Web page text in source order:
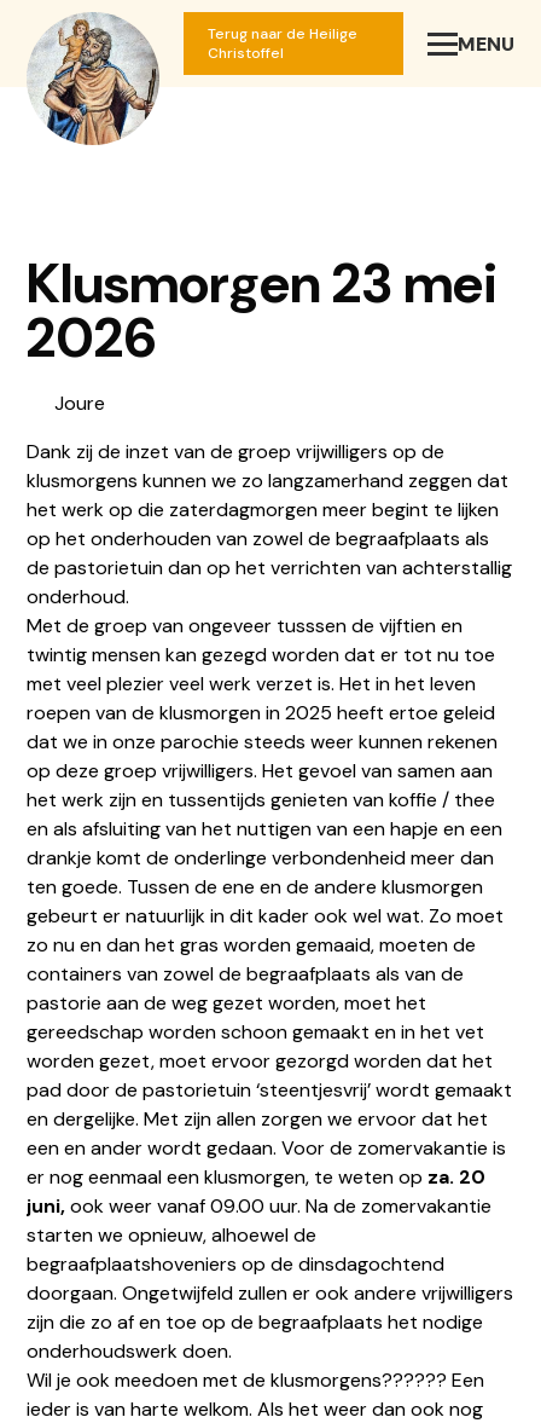
Terug naar de Heilige
Christoffel
MENU
SLUIT
locatiejoure@dechristoffel.nl
Klusmorgen 23 mei
2026
Joure
Dank zij de inzet van de groep vrijwilligers op de
klusmorgens kunnen we zo langzamerhand zeggen dat
het werk op die zaterdagmorgen meer begint te lijken
op het onderhouden van zowel de begraafplaats als
de pastorietuin dan op het verrichten van achterstallig
onderhoud.
Met de groep van ongeveer tusssen de vijftien en
twintig mensen kan gezegd worden dat er tot nu toe
met veel plezier veel werk verzet is. Het in het leven
roepen van de klusmorgen in 2025 heeft ertoe geleid
dat we in onze parochie steeds weer kunnen rekenen
op deze groep vrijwilligers. Het gevoel van samen aan
het werk zijn en tussentijds genieten van koffie / thee
en als afsluiting van het nuttigen van een hapje en een
drankje komt de onderlinge verbondenheid meer dan
ten goede. Tussen de ene en de andere klusmorgen
gebeurt er natuurlijk in dit kader ook wel wat. Zo moet
zo nu en dan het gras worden gemaaid, moeten de
containers van zowel de begraafplaats als van de
pastorie aan de weg gezet worden, moet het
gereedschap worden schoon gemaakt en in het vet
worden gezet, moet ervoor gezorgd worden dat het
pad door de pastorietuin ‘steentjesvrij’ wordt gemaakt
en dergelijke. Met zijn allen zorgen we ervoor dat het
een en ander wordt gedaan. Voor de zomervakantie is
er nog eenmaal een klusmorgen, te weten op za. 20
juni,ook weer vanaf 09.00 uur. Na de zomervakantie
starten we opnieuw, alhoewel de
begraafplaatshoveniers op de dinsdagochtend
doorgaan. Ongetwijfeld zullen er ook andere vrijwilligers
zijn die zo af en toe op de begraafplaats het nodige
onderhoudswerk doen.
Wil je ook meedoen met de klusmorgens?????? Een
ieder is van harte welkom. Als het weer dan ook nog